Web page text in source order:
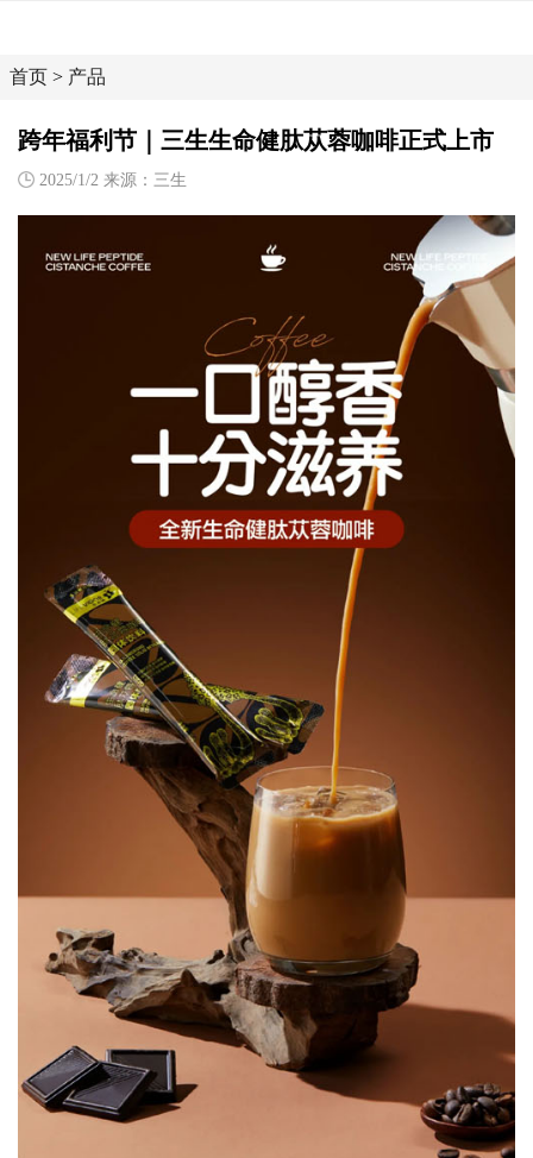
首页 > 产品
跨年福利节｜三生生命健肽苁蓉咖啡正式上市
2025/1/2 来源：三生